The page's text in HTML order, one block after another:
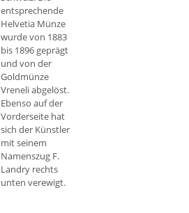
entsprechende
Helvetia Münze
wurde von 1883
bis 1896 geprägt
und von der
Goldmünze
Vreneli abgelöst.
Ebenso auf der
Vorderseite hat
sich der Künstler
mit seinem
Namenszug F.
Landry rechts
unten verewigt.